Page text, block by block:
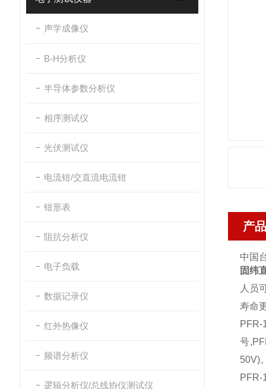
声学成像仪
B-H分析仪
半导体参数分析仪
相序测试仪
光伏测试仪
电流钳/交直流电流钳
钳形表
阻抗分析仪
电子负载
数据记录仪
红外热像仪
频谱分析仪
逻辑分析仪/总线协仪测试仪
产
中国
固纬
人员
寿命
号
50V)
PFR-